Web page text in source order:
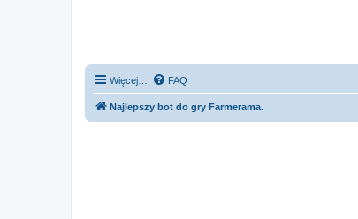
Więcej… FAQ
Najlepszy bot do gry Farmerama.